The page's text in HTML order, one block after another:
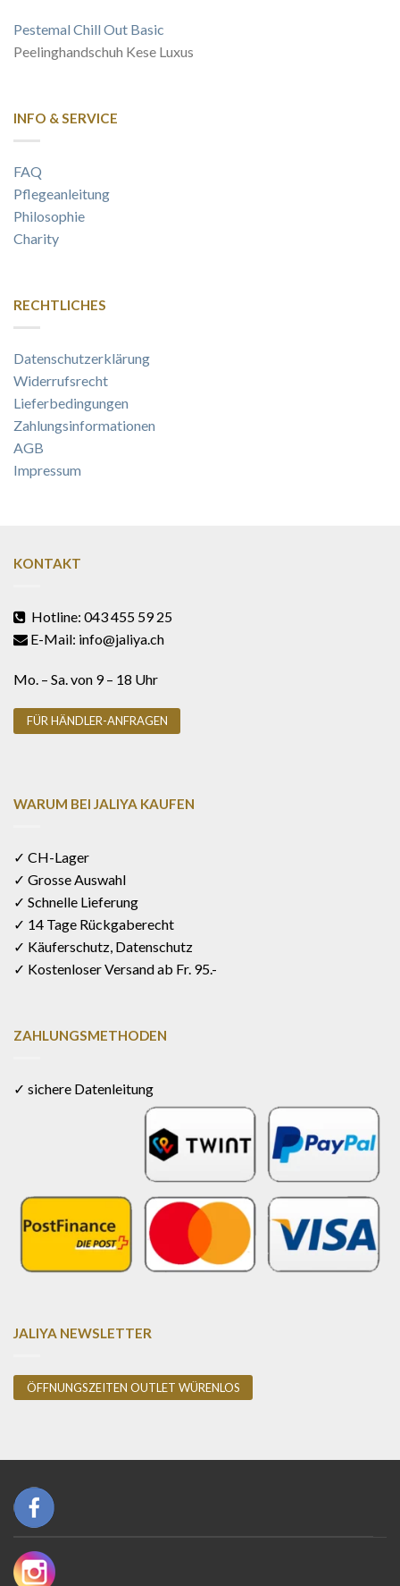
Pestemal Chill Out Basic
Peelinghandschuh Kese Luxus
INFO & SERVICE
FAQ
Pflegeanleitung
Philosophie
Charity
RECHTLICHES
Datenschutzerklärung
Widerrufsrecht
Lieferbedingungen
Zahlungsinformationen
AGB
Impressum
KONTAKT
Hotline: 043 455 59 25
E-Mail: info@jaliya.ch
Mo. – Sa. von 9 – 18 Uhr
FÜR HÄNDLER-ANFRAGEN
WARUM BEI JALIYA KAUFEN
✓ CH-Lager
✓ Grosse Auswahl
✓ Schnelle Lieferung
✓ 14 Tage Rückgaberecht
✓ Käuferschutz, Datenschutz
✓ Kostenloser Versand ab Fr. 95.-
ZAHLUNGSMETHODEN
✓ sichere Datenleitung
JALIYA NEWSLETTER
ÖFFNUNGSZEITEN OUTLET WÜRENLOS